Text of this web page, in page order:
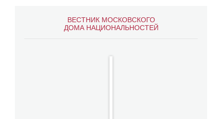
ВЕСТНИК МОСКОВСКОГО
ДОМА НАЦИОНАЛЬНОСТЕЙ